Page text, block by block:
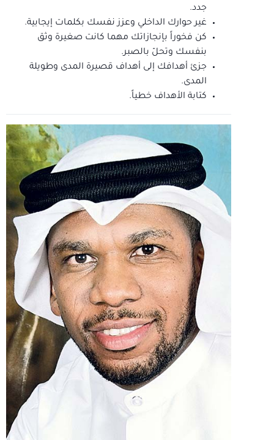
جدد.
غير حوارك الداخلي وعزز نفسك بكلمات إيجابية.
كن فخوراً بإنجازاتك مهما كانت صغيرة وثق
بنفسك وتحلّ بالصبر.
جزئ أهدافك إلى أهداف قصيرة المدى وطويلة
المدى.
كتابة الأهداف خطياً.